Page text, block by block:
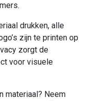
drukken, alle
zijn te printen op
zorgt de
voor visuele
materiaal? Neem